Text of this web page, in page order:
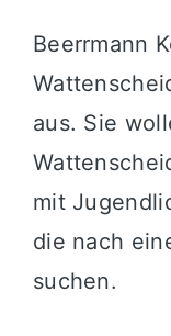
Beerrmann
aus. Sie
mit
die nach
suchen.